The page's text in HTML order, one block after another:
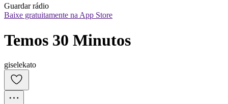
Guardar rádio
Baixe gratuitamente na App Store
Temos 30 Minutos
giselekato